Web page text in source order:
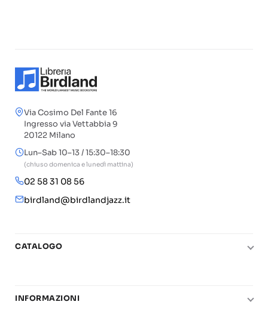
Via Cosimo Del Fante 16
Ingresso via Vettabbia 9
20122 Milano
Lun–Sab 10–13 / 15:30–18:30
(chiuso domenica e lunedì mattina)
02 58 31 08 56
birdland@birdlandjazz.it
CATALOGO
Chitarra
INFORMAZIONI